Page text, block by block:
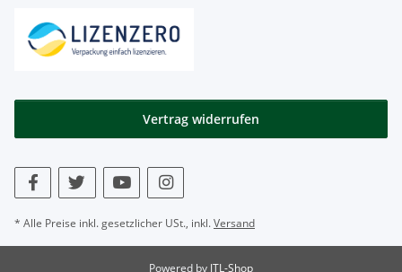
Vertrag widerrufen
* Alle Preise inkl. gesetzlicher USt., inkl.Versand
Powered by JTL-Shop